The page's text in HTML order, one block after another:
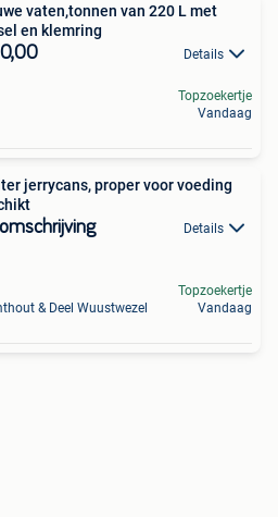
vaten,tonnen van 220 L met
en klemring
Details
Topzoekertje
Vandaag
jerrycans, proper voor voeding
Details
& Deel Wuustwezel
Topzoekertje
Vandaag